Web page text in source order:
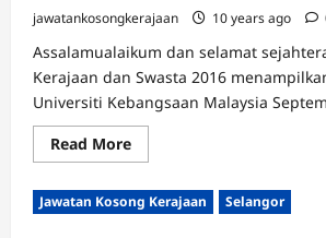
jawatankosongkerajaan 10 years ago
Assalamualaikum dan selamat
Kerajaan dan Swasta 2016
Universiti Kebangsaan Malaysia
Read MoreRead
more
Jawatan
Kosong
Universiti
Jawatan Kosong Kerajaan Selangor